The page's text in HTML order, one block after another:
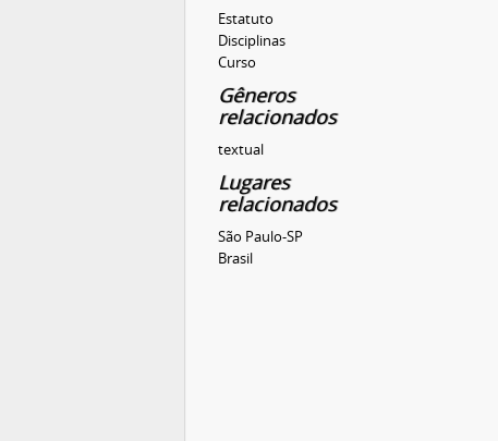
Estatuto
Disciplinas
Curso
Gêneros
relacionados
textual
Lugares
relacionados
São Paulo-SP
Brasil